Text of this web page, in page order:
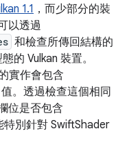
1.1 ，而少部分的裝
以透過
和檢查所傳回結構的
的 Vulkan 裝置。
實作會包含
值。透過檢查這個相同
位是否包含
別針對 SwiftShader